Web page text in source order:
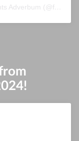
Une publication partagée par Foreignrights Adverbum (@foreignrightsadverbum)